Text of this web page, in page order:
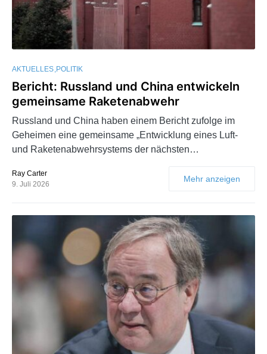
AKTUELLES POLITIK
Bericht: Russland und China entwickeln
gemeinsame Raketenabwehr
Russland und China haben einem Bericht zufolge im
Geheimen eine gemeinsame „Entwicklung eines Luft-
und Raketenabwehrsystems der nächsten…
Ray Carter
9. Juli 2026
Mehr anzeigen